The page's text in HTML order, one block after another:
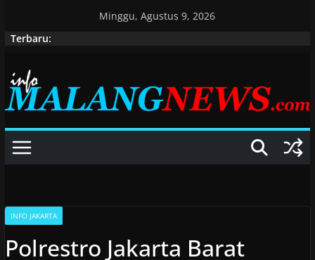
Minggu, Agustus 9, 2026
Terbaru:
INFO JAKARTA
Polrestro Jakarta Barat